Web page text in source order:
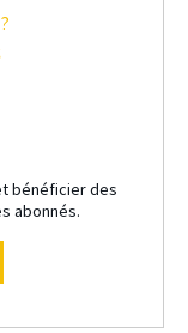
bénéficier des
abonnés.